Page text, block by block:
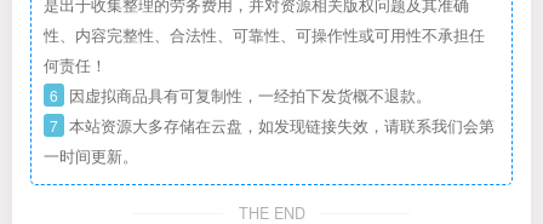
是出于收集整理的劳务费用，并对资源相关版权问题及其准确
性、内容完整性、合法性、可靠性、可操作性或可用性不承担任
何责任！
6 因虚拟商品具有可复制性，一经拍下发货概不退款。
7 本站资源大多存储在云盘，如发现链接失效，请联系我们会第
一时间更新。
THE END